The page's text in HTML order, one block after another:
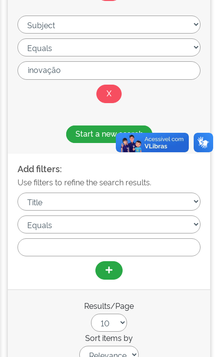
Start a new search
Add filters:
Use filters to refine the search results.
Results/Page
Sort items by